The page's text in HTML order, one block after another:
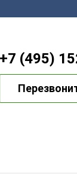
+7 (495)